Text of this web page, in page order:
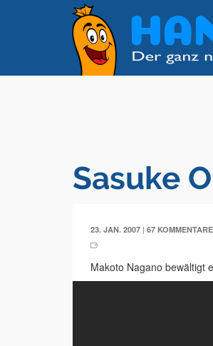
Sasuke
23. JAN. 2007 | 67 KOMMENTARE
Makoto Nagano bewältigt